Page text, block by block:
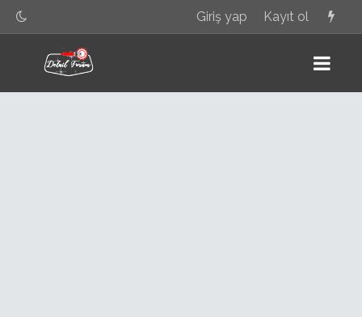
Giriş yap Kayıt ol